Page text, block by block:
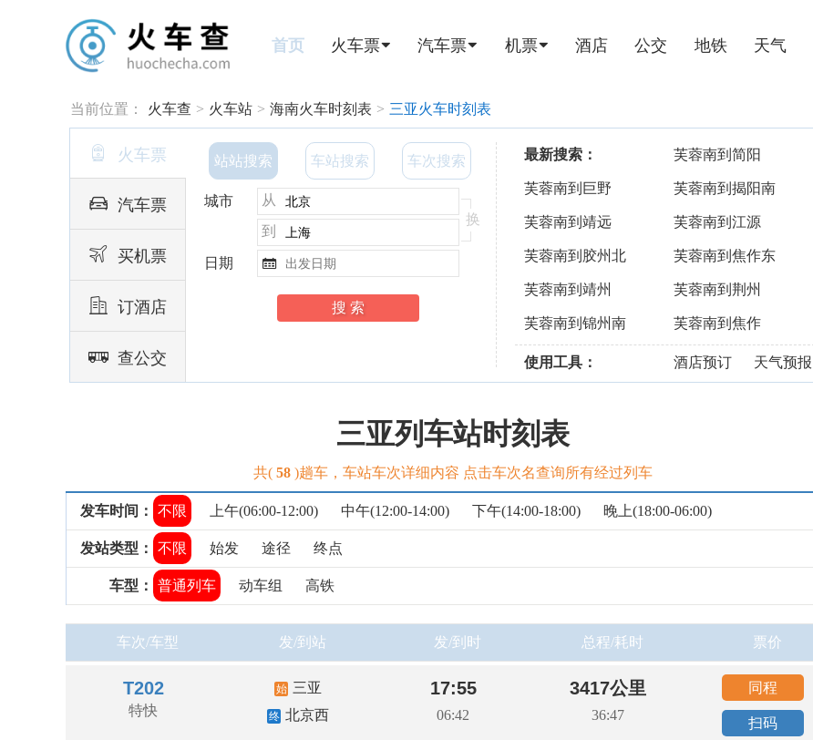
首页 火车票 汽车票 机票 酒店 公交 地铁 天气
当前位置： 火车查 > 火车站 > 海南火车时刻表 > 三亚火车时刻表
 火车票
 汽车票
 买机票
 订酒店
 查公交
站站搜索 车站搜索 车次搜索
城市
从
到
换

日期
最新搜索： 芙蓉南到简阳
芙蓉南到巨野 芙蓉南到揭阳南
芙蓉南到靖远 芙蓉南到江源
芙蓉南到胶州北 芙蓉南到焦作东
芙蓉南到靖州 芙蓉南到荆州
芙蓉南到锦州南 芙蓉南到焦作
使用工具： 酒店预订 天气预报
三亚列车站时刻表
共( 58 )趟车，车站车次详细内容 点击车次名查询所有经过列车
发车时间： 不限 上午(06:00-12:00) 中午(12:00-14:00) 下午(14:00-18:00) 晚上(18:00-06:00)
发站类型： 不限 始发 途径 终点
车型： 普通列车 动车组 高铁
车次/车型 发/到站 发/到时 总程/耗时 票价
T202
特快
始 三亚
终 北京西
17:55
06:42
3417公里
36:47
同程
扫码